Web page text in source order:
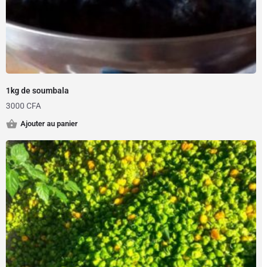
1kg de soumbala
3000 CFA
Ajouter au panier